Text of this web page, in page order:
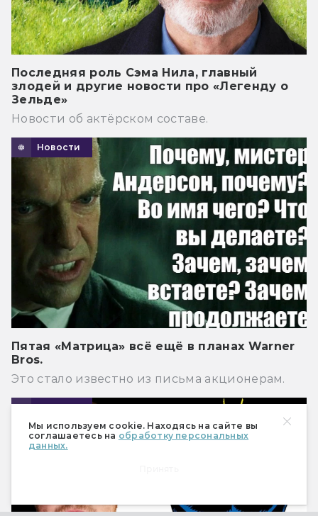
Мы используем cookie. Находясь на сайте вы
соглашаетесь на обработку персональных
данных.
Последняя роль Сэма Нила, главный
злодей и другие новости про «Легенду о
Зельде»
Новости об актёрском составе.
Новости
Пятая «Матрица» всё ещё в планах Warner
Bros.
Это стало известно из письма акционерам.
Новости